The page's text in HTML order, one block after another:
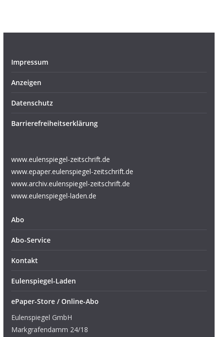
Impressum
Anzeigen
Datenschutz
Barrierefreiheitserklärung
www.eulenspiegel-zeitschrift.de
www.epaper.eulenspiegel-zeitschrift.de
www.archiv.eulenspiegel-zeitschrift.de
www.eulenspiegel-laden.de
Abo
Abo-Service
Kontakt
Eulenspiegel-Laden
ePaper-Store / Online-Abo
Eulenspiegel GmbH
Markgrafendamm 24/18